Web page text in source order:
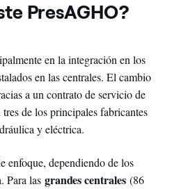
PresAGHO?
en la integración en los
en las centrales. El cambio
a un contrato de servicio de
de los principales fabricantes
y eléctrica.
enfoque, dependiendo de los
Para las grandes centrales(86